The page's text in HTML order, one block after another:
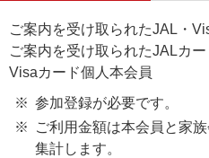
ご案内を受け取られたJAL・
ご案内を受け取られたJALカ
Visaカード個人本会員
参加登録が必要です。
ご利用金額は本会員と家
集計します。